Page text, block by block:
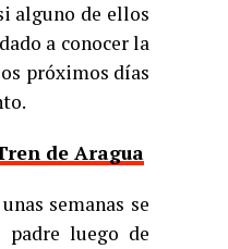
alguno de ellos
a conocer la
próximos días
de Aragua
semanas se
luego de